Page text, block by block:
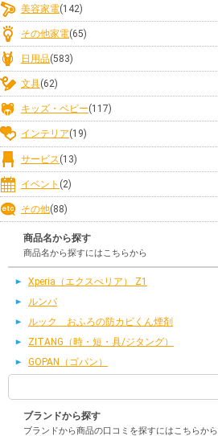
美容家電(142)
その他家電(65)
日用品(583)
文具(62)
キッズ・ベビー(117)
インテリア(19)
サービス (13)
イベント (2)
その他(88)
商品名から探す
商品名から探すにはこちらから
Xperia（エクスぺリア） Z1
ルンバ
ルック おふろの防カビくん煙剤
ZITANG（時・短・具/ジタング）
GOPAN（ゴパン）
ブランドから探す
ブランドから商品の口コミを探すにはこちらから